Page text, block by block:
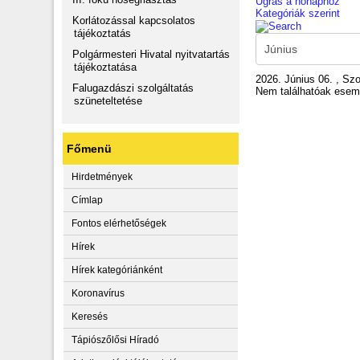
Korlátozással kapcsolatos
tájékoztatás
Polgármesteri Hivatal nyitvatartás
tájékoztatása
Falugazdászi szolgáltatás
szüneteltetése
Főmenü
Hirdetmények
Címlap
Fontos elérhetőségek
Hírek
Hírek kategóriánként
Koronavírus
Keresés
Tápiószőlősi Híradó
Kategóriák szerint
2026. Június 06. ,
Nem találhatóak